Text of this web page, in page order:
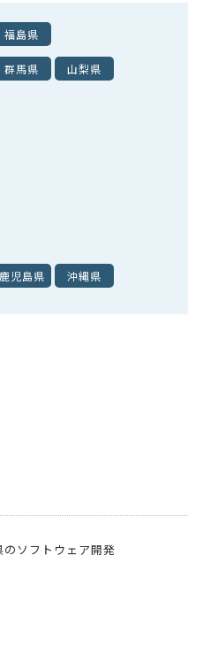
福島県
群馬県 山梨県
鹿児島県 沖縄県
のソフトウェア開発